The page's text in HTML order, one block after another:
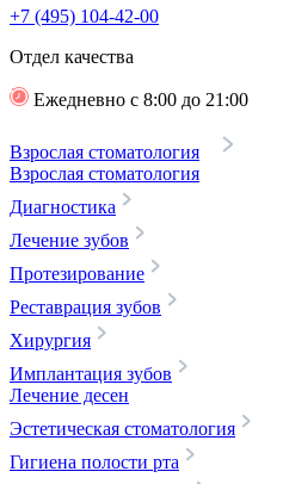
+7 (495) 104-42-00
Отдел качества
Ежедневно с 8:00 до 21:00
Взрослая стоматология
Взрослая стоматология
Диагностика
Лечение зубов
Протезирование
Реставрация зубов
Хирургия
Имплантация зубов
Лечение десен
Эстетическая стоматология
Гигиена полости рта